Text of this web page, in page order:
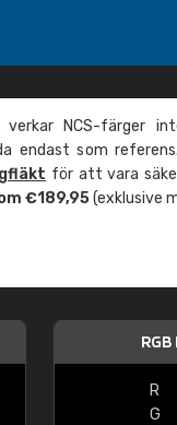
verkar NCS-färger
endast som
för att vara
€189,95(exklusive
RGB
R
G